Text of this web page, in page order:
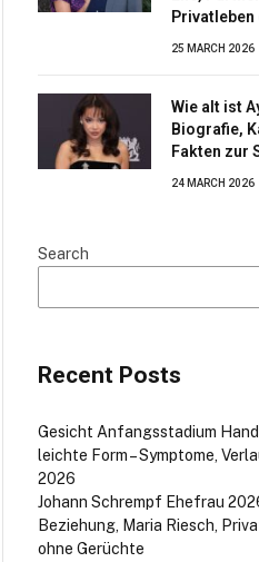
Privatleben
25 MARCH 2026
Wie alt ist
Biografie,
Fakten zur
24 MARCH 2026
Search
Recent Posts
Gesicht Anfangsstadium
leichte Form – Symptome,
2026
Johann Schrempf Ehefrau
Beziehung, Maria Riesch,
ohne Gerüchte